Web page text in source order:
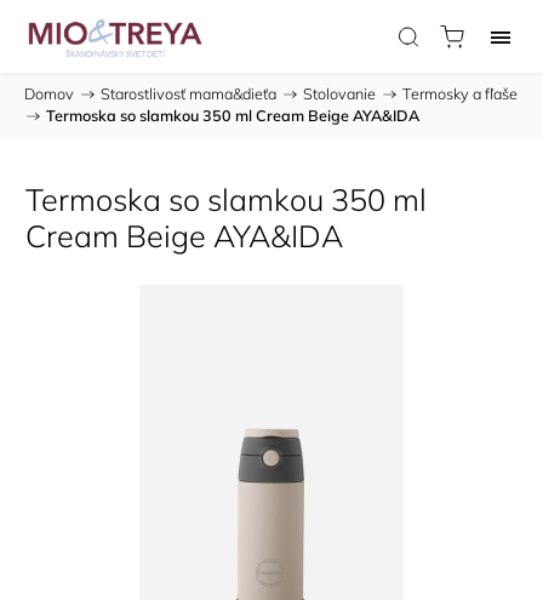
Domov / Starostlivosť mama&dieťa / Stolovanie /
Termosky a fľaše
/
Termoska so slamkou 350 ml Cream Beige AYA&IDA
Termoska so slamkou 350 ml
Cream Beige AYA&IDA